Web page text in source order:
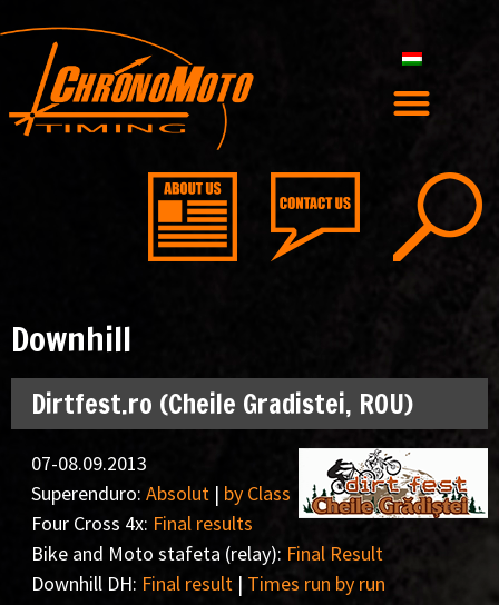
Downhill
Dirtfest.ro (Cheile Gradistei, ROU)
07-08.09.2013
Superenduro: Absolut | by Class
Four Cross 4x: Final results
Bike and Moto stafeta (relay): Final Result
Downhill DH: Final result | Times run by run